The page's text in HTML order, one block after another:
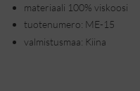
materiaali 100% viskoosi
tuotenumero: ME-15
valmistusmaa: Kiina